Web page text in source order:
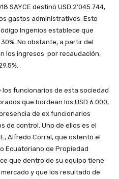
SAYCE destinó USD 2’045.744,
gastos administrativos. Esto
Ingenios establece que
No obstante, a partir del
los ingresos por recaudación,
los funcionarios de esta sociedad
que bordean los USD 6.000,
de ex funcionarios
de control. Uno de ellos es el
Alfredo Corral, que ostentó el
Ecuatoriano de Propiedad
que dentro de su equipo tiene
y que los resultado de